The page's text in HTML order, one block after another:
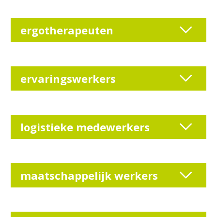
ergotherapeuten
ervaringswerkers
logistieke medewerkers
maatschappelijk werkers